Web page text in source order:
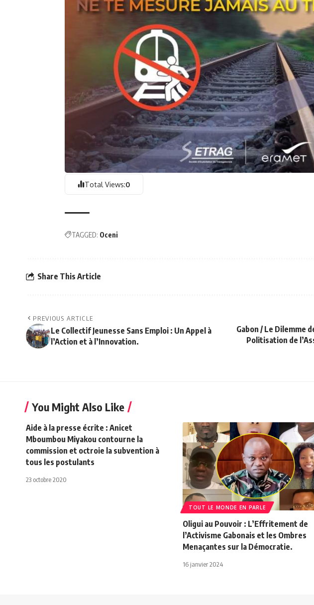
Total Views:0
TAGGED: Oceni
Share This Article
PREVIOUS ARTICLE
Le Collectif Jeunesse Sans Emploi : Un Appel à
l’Action et à l’Innovation.
Gabon / Le Dilemme
Politisation de
You Might Also Like
Aide à la presse écrite : Anicet
Mboumbou Miyakou contourne la
commission et octroie la subvention à
tous les postulants
23 octobre 2020
TOUT LE MONDE EN PARLE
Oligui au Pouvoir : L’Effritement de
l’Activisme Gabonais et les Ombres
Menaçantes sur la Démocratie.
16 janvier 2024